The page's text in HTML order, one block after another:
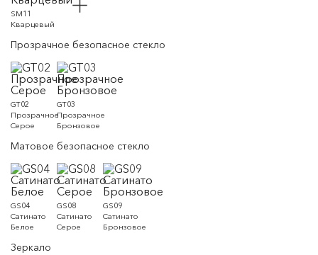
SM11
Кварцевый
Прозрачное безопасное стекло
GT02
Прозрачное
Серое
GT03
Прозрачное
Бронзовое
Матовое безопасное стекло
GS04
Сатинато
Белое
GS08
Сатинато
Серое
GS09
Сатинато
Бронзовое
Зеркало